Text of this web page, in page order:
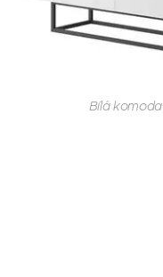
Bílá